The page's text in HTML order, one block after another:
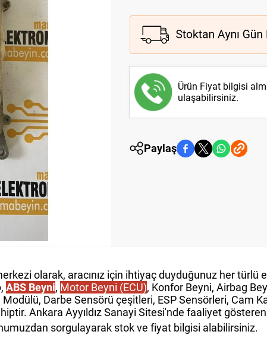
Ürün Fiyat bilgisi
ulaşabilirsiniz.
Paylaş
olarak, aracınız için ihtiyaç duyduğunuz her türlü
ABS Beyni, Motor Beyni (ECU), Konfor Beyni, Airbag
Darbe Sensörü çeşitleri, ESP Sensörleri, Cam
Ankara Ayyıldız Sanayi Sitesi'nde faaliyet
sorgulayarak stok ve fiyat bilgisi alabilirsiniz.